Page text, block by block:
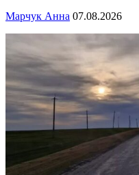
Марчук Анна 07.08.2026